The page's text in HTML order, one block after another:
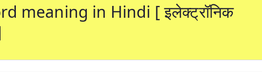
meaning in Hindi [ इलेक्ट्रॉनिक